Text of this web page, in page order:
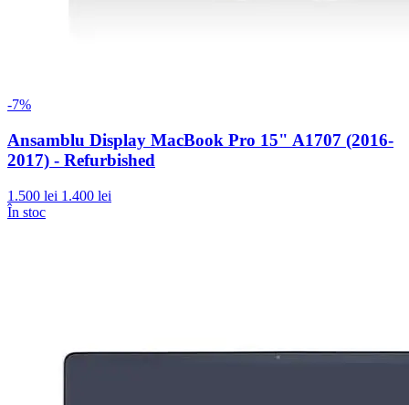
-7%
Ansamblu Display MacBook Pro 15" A1707 (2016-
2017) - Refurbished
1.500 lei 1.400 lei
În stoc